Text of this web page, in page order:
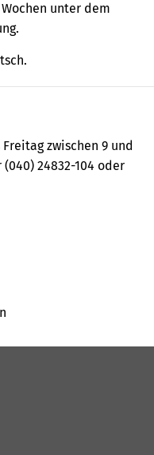
unter dem
zwischen 9 und
24832-104 oder